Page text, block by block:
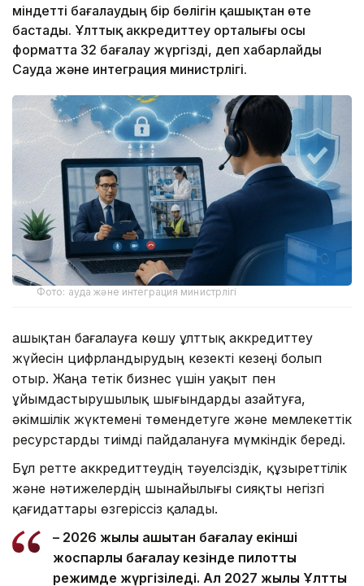
міндетті бағалаудың бір бөлігін қашықтан өте
бастады. Ұлттық аккредиттеу орталығы осы
форматта 32 бағалау жүргізді, деп хабарлайды
Сауда және интеграция министрлігі.
Фото: ауда және интеграция министрлігі
Қашықтан бағалауға көшу ұлттық аккредиттеу
жүйесін цифрландырудың кезекті кезеңі болып
отыр. Жаңа тетік бизнес үшін уақыт пен
ұйымдастырушылық шығындарды азайтуға,
әкімшілік жүктемені төмендетуге және мемлекеттік
ресурстарды тиімді пайдалануға мүмкіндік береді.
Бұл ретте аккредиттеудің тәуелсіздік, құзыреттілік
және нәтижелердің шынайылығы сияқты негізгі
қағидаттары өзгеріссіз қалады.
– 2026 жылы қашықтан бағалау екінші
жоспарлы бағалау кезінде пилоттық
режимде жүргізіледі. Ал 2027 жылы Ұлттық